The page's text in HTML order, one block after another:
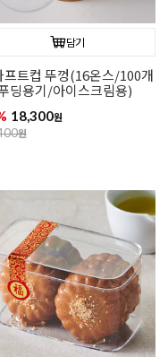
담기
프트컵 뚜껑(16온스/100개
딩용기/아이스크림용)
18,300원
원